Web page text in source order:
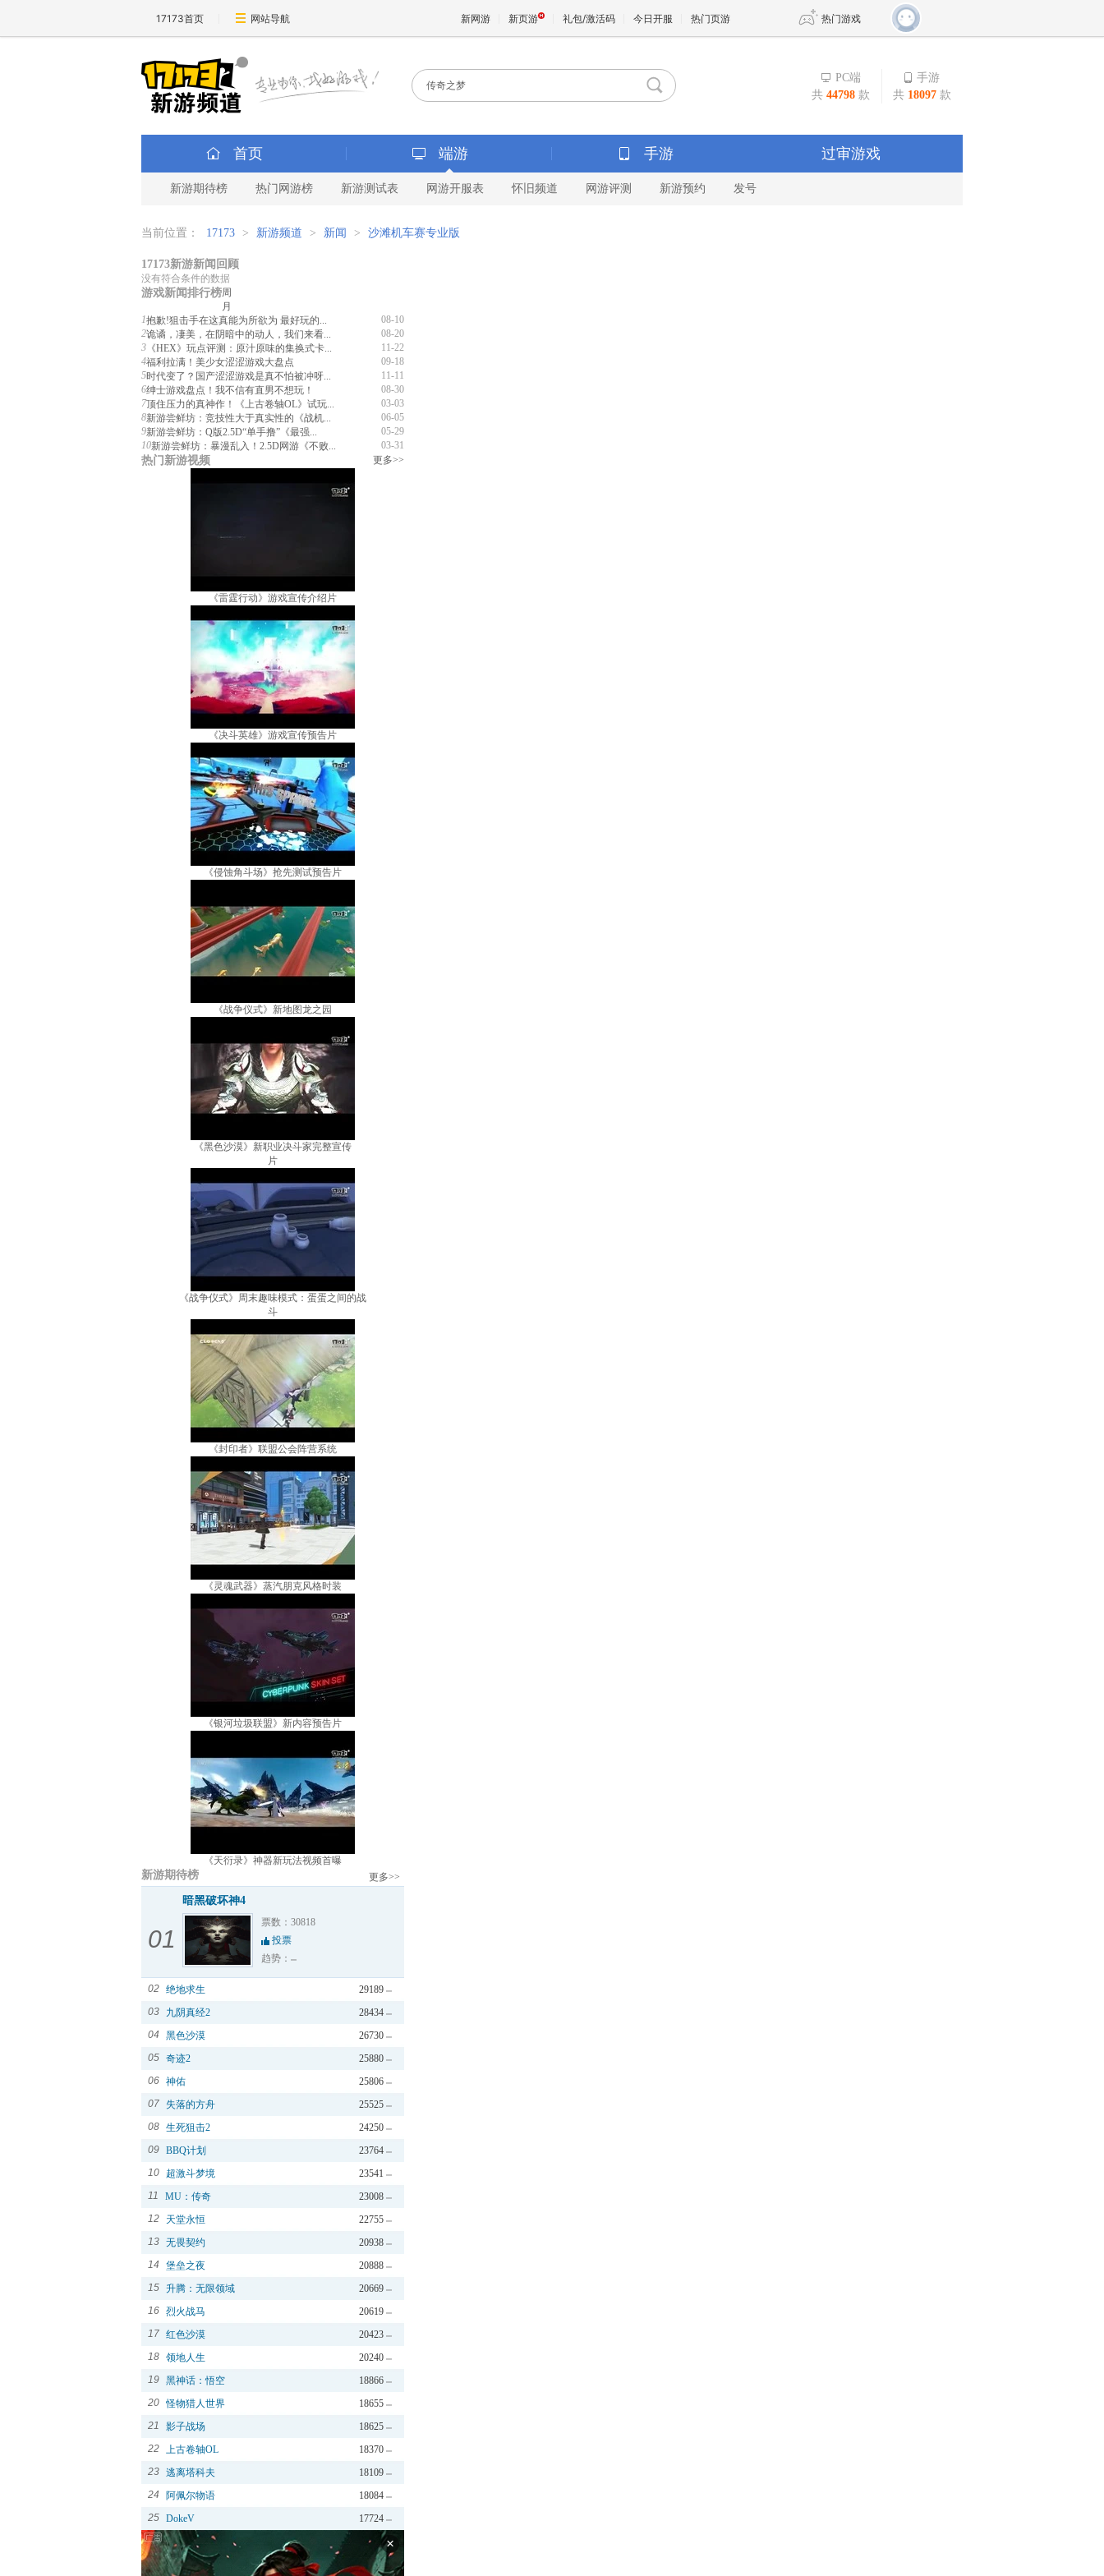
17173首页 网站导航 新网游 新页游 礼包/激活码 今日开服 热门页游 热门游戏
传奇4
新天龙八部
王权与自由
PC端
共 44798 款
手游
共 18097 款
首页 端游 手游 过审游戏
新游期待榜 热门网游榜 新游测试表 网游开服表 怀旧频道 网游评测 新游预约 发号
当前位置： 17173 > 新游频道 > 新闻 > 沙滩机车赛专业版
17173新游新闻回顾
没有符合条件的数据
游戏新闻排行榜周
月
1
08-10
抱歉!狙击手在这真能为所欲为 最好玩的...
2
08-20
诡谲，凄美，在阴暗中的动人，我们来看...
3
11-22
《HEX》玩点评测：原汁原味的集换式卡...
4
09-18
福利拉满！美少女涩涩游戏大盘点
5
11-11
时代变了？国产涩涩游戏是真不怕被冲呀...
6
08-30
绅士游戏盘点！我不信有直男不想玩！
7
03-03
顶住压力的真神作！《上古卷轴OL》试玩...
8
06-05
新游尝鲜坊：竞技性大于真实性的《战机...
9
05-29
新游尝鲜坊：Q版2.5D“单手撸”《最强...
10
03-31
新游尝鲜坊：暴漫乱入！2.5D网游《不败...
热门新游视频 更多>>
《雷霆行动》游戏宣传介绍片
《决斗英雄》游戏宣传预告片
《侵蚀角斗场》抢先测试预告片
《战争仪式》新地图龙之园
《黑色沙漠》新职业决斗家完整宣传
片
《战争仪式》周末趣味模式：蛋蛋之间的战
斗
《封印者》联盟公会阵营系统
《灵魂武器》蒸汽朋克风格时装
《银河垃圾联盟》新内容预告片
《天衍录》神器新玩法视频首曝
新游期待榜 更多>>
01
暗黑破坏神4
票数：30818
投票
趋势：
02 29189
绝地求生
03
28434
九阴真经2
04
26730
黑色沙漠
05
25880
奇迹2
06
25806
神佑
07
25525
失落的方舟
08
24250
生死狙击2
09
23764
BBQ计划
10
23541
超激斗梦境
11
23008
MU：传奇
12
22755
天堂永恒
13
20938
无畏契约
14
20888
堡垒之夜
15
20669
升腾：无限领域
16
20619
烈火战马
17
20423
红色沙漠
18
20240
领地人生
19
18866
黑神话：悟空
20
18655
怪物猎人世界
21
18625
影子战场
22
18370
上古卷轴OL
23
18109
逃离塔科夫
24
18084
阿佩尔物语
25
17724
DokeV
×